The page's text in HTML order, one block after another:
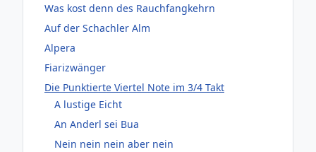
Was kost denn des Rauchfangkehrn
Auf der Schachler Alm
Alpera
Fiarizwänger
Die Punktierte Viertel Note im 3/4 Takt
A lustige Eicht
An Anderl sei Bua
Nein nein nein aber nein